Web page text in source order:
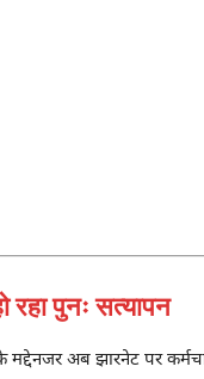
पुनः सत्यापन
मद्देनजर अब झारनेट पर